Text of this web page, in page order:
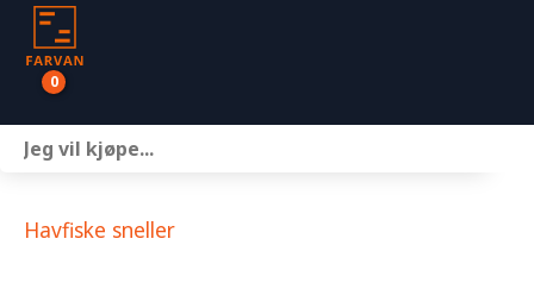
0
Havfiske sneller